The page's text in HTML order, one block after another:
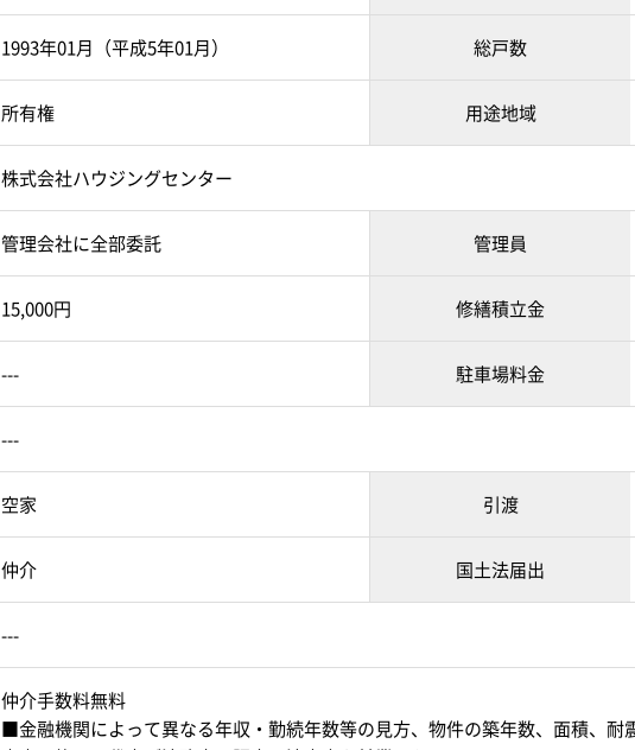
1993年01月（平成5年01月） 総戸数
所有権 用途地域
株式会社ハウジングセンター
管理会社に全部委託 管理員
15,000円 修繕積立金
--- 駐車場料金
---
空家 引渡
仲介 国土法届出
---
仲介手数料無料
■金融機関によって異なる年収・勤続年数等の見方、物件の築年数、面積、耐